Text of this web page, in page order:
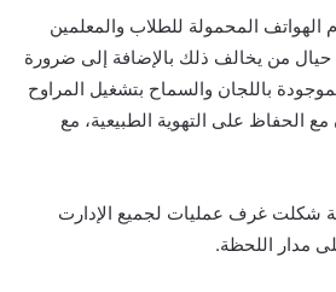
المحمولة للطلاب والمعلمين
حيال من يخالف ذلك بالإضافة إلى ضرورة
باللجان والسماح بتشغيل المراوح
مع الحفاظ على التهوية الطبيعية، مع
شكلت غرف عمليات لجميع الإدارت